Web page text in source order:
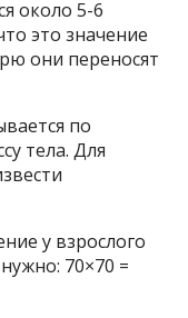
около 5-6
это значение
они переносят
по
тела. Для
у взрослого
70×70 =